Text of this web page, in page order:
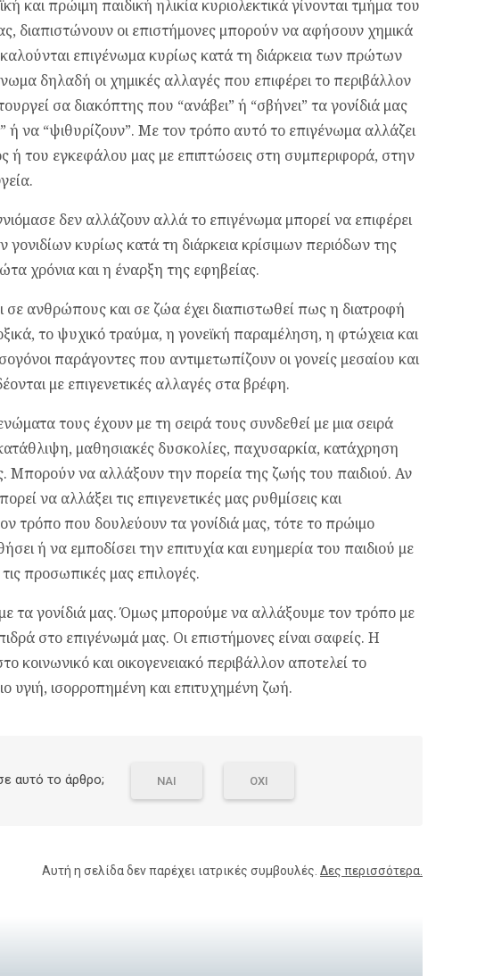
και πρώιμη παιδική ηλικία κυριολεκτικά γίνονται τμήμα του
διαπιστώνουν οι επιστήμονες μπορούν να αφήσουν χημικά
επιγένωμα κυρίως κατά τη διάρκεια των πρώτων
δηλαδή οι χημικές αλλαγές που επιφέρει το περιβάλλον
σα διακόπτης που “ανάβει” ή “σβήνει” τα γονίδιά μας
ή να “ψιθυρίζουν”. Με τον τρόπο αυτό το επιγένωμα αλλάζει
ή του εγκεφάλου μας με επιπτώσεις στη συμπεριφορά, στην
δεν αλλάζουν αλλά το επιγένωμα μπορεί να επιφέρει
κυρίως κατά τη διάρκεια κρίσιμων περιόδων της
χρόνια και η έναρξη της εφηβείας.
σε ανθρώπους και σε ζώα έχει διαπιστωθεί πως η διατροφή
το ψυχικό τραύμα, η γονεϊκή παραμέληση, η φτώχεια και
παράγοντες που αντιμετωπίζουν οι γονείς μεσαίου και
με επιγενετικές αλλαγές στα βρέφη.
τους έχουν με τη σειρά τους συνδεθεί με μια σειρά
μαθησιακές δυσκολίες, παχυσαρκία, κατάχρηση
Μπορούν να αλλάξουν την πορεία της ζωής του παιδιού. Αν
να αλλάξει τις επιγενετικές μας ρυθμίσεις και
τρόπο που δουλεύουν τα γονίδιά μας, τότε το πρώιμο
ή να εμποδίσει την επιτυχία και ευημερία του παιδιού με
προσωπικές μας επιλογές.
τα γονίδιά μας. Όμως μπορούμε να αλλάξουμε τον τρόπο με
στο επιγένωμά μας. Οι επιστήμονες είναι σαφείς. Η
και οικογενειακό περιβάλλον αποτελεί το
υγιή, ισορροπημένη και επιτυχημένη ζωή.
αυτό το άρθρο; ΝΑΙ ΟΧΙ
Αυτή η σελίδα δεν παρέχει ιατρικές συμβουλές. Δες περισσότερα.